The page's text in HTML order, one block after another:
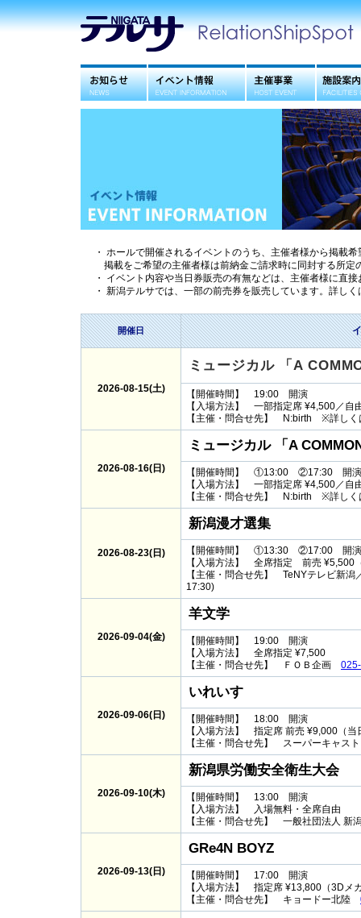
お知らせ イベント情報 主催事業 施設案内
・ ホールで開催されるイベントのうち、主催者様から掲載
掲載をご希望の主催者様は前納金ご請求時に同封する所定
・ イベント内容や当日券販売の有無などは、主催者様に直
・ 新潟テルサでは、一部の前売券を販売しています。詳し
開催日
2026-08-15(土)
ミュージカル 「A
【開催時間】 19:00 開演
【入場方法】 一部指定席 ¥4,500／自
【主催・問合せ先】 N:birth ※詳しく
2026-08-16(日)
ミュージカル 「A
【開催時間】 ①13:00 ②17:30 開演
【入場方法】 一部指定席 ¥4,500／自
【主催・問合せ先】 N:birth ※詳しく
2026-08-23(日)
新潟漫才選集
【開催時間】 ①13:30 ②17:00 開演
【入場方法】 全席指定 前売 ¥5,500
【主催・問合せ先】 TeNYテレビ新
17:30)
2026-09-04(金)
羊文学
【開催時間】 19:00 開演
【入場方法】 全席指定 ¥7,500
【主催・問合せ先】
ＦＯＢ企画
2026-09-06(日)
いれいす
【開催時間】 18:00 開演
【入場方法】 指定席 前売 ¥9,000（当
【主催・問合せ先】 スーパーキャ
2026-09-10(木)
新潟県労働安全衛生大会
【開催時間】 13:00 開演
【入場方法】 入場無料・全席自由
【主催・問合せ先】 一般社団法人
2026-09-13(日)
GRe4N BOYZ
【開催時間】 17:00 開演
【入場方法】 指定席 ¥13,800（3Dメ
【主催・問合せ先】 キョードー北陸